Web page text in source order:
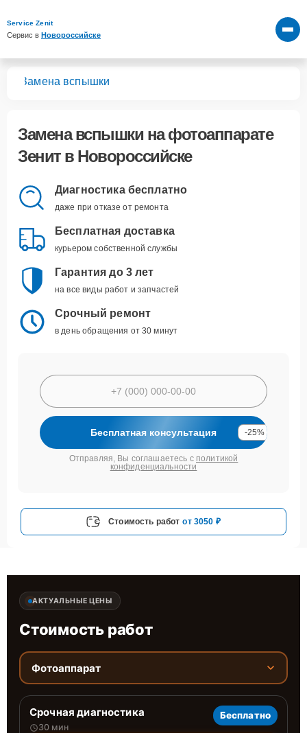
Service Zenit
Сервис в Новороссийске
Замена вспышки
Замена вспышки на фотоаппарате
Зенит в Новороссийске
Диагностика бесплатно
даже при отказе от ремонта
Бесплатная доставка
курьером собственной службы
Гарантия до 3 лет
на все виды работ и запчастей
Срочный ремонт
в день обращения от 30 минут
Бесплатная консультация -25%
Отправляя, Вы соглашаетесь с политикой
конфиденциальности
Стоимость работ от 3050 ₽
АКТУАЛЬНЫЕ ЦЕНЫ
Стоимость работ
Фотоаппарат
Срочная диагностика
30 мин
Бесплатно